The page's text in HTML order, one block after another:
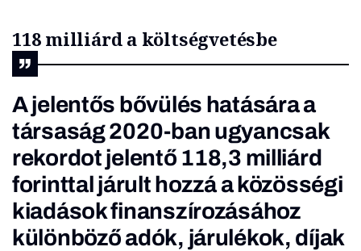
118 milliárd a költségvetésbe
A jelentős bővülés hatására a
társaság 2020-ban ugyancsak
rekordot jelentő 118,3 milliárd
forinttal járult hozzá a közösségi
kiadások finanszírozásához
különböző adók, járulékok, díjak